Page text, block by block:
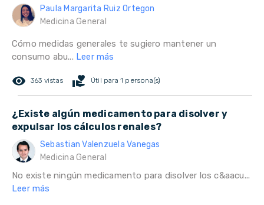
Paula Margarita Ruiz Ortegon
Medicina General
Cómo medidas generales te sugiero mantener un
consumo abu... Leer más
remove_red_eye 363 vistas volunteer_activism Útil para 1 persona(s)
¿Existe algún medicamento para disolver y
expulsar los cálculos renales?
Sebastian Valenzuela Vanegas
Medicina General
No existe ningún medicamento para disolver los c&aacu...
Leer más